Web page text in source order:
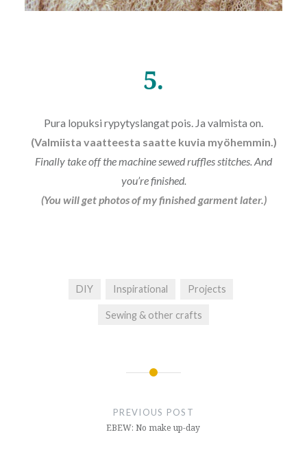
5.
Pura lopuksi rypytyslangat pois. Ja valmista on.
(Valmiista vaatteesta saatte kuvia myöhemmin.)
Finally take off the machine sewed ruffles stitches. And
you’re finished.
(You will get photos of my finished garment later.)
DIY Inspirational Projects
Sewing & other crafts
PREVIOUS POST
EBEW: No make up-day